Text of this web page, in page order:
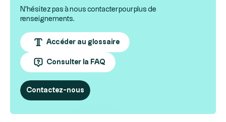
N'hésitez pas à nous contacter pour plus de
renseignements.
Accéder au glossaire
Consulter la FAQ
Contactez-nous